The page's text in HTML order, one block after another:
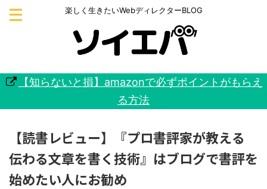
楽しく生きたいWebディレクターBLOG
【知らないと損】amazonで必ずポイントがもらえ
る方法
【読書レビュー】『プロ書評家が教える
伝わる文章を書く技術』はブログで書評を
始めたい人にお勧め